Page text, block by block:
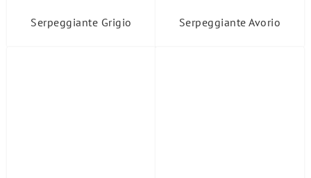
Serpeggiante Grigio Serpeggiante Avorio